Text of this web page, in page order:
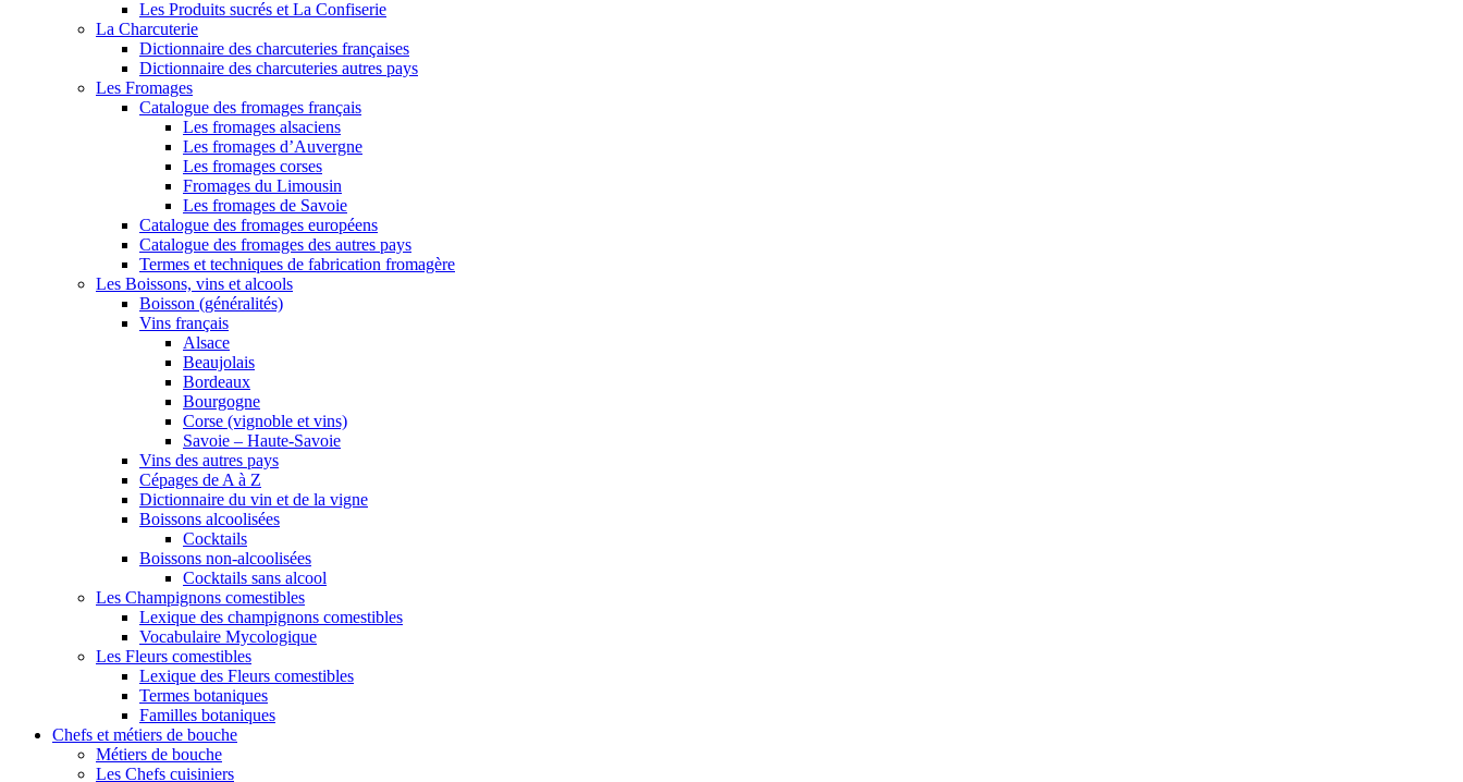
Les Produits sucrés et La Confiserie
La Charcuterie
Dictionnaire des charcuteries françaises
Dictionnaire des charcuteries autres pays
Les Fromages
Catalogue des fromages français
Les fromages alsaciens
Les fromages d’Auvergne
Les fromages corses
Fromages du Limousin
Les fromages de Savoie
Catalogue des fromages européens
Catalogue des fromages des autres pays
Termes et techniques de fabrication fromagère
Les Boissons, vins et alcools
Boisson (généralités)
Vins français
Alsace
Beaujolais
Bordeaux
Bourgogne
Corse (vignoble et vins)
Savoie – Haute-Savoie
Vins des autres pays
Cépages de A à Z
Dictionnaire du vin et de la vigne
Boissons alcoolisées
Cocktails
Boissons non-alcoolisées
Cocktails sans alcool
Les Champignons comestibles
Lexique des champignons comestibles
Vocabulaire Mycologique
Les Fleurs comestibles
Lexique des Fleurs comestibles
Termes botaniques
Familles botaniques
Chefs et métiers de bouche
Métiers de bouche
Les Chefs cuisiniers